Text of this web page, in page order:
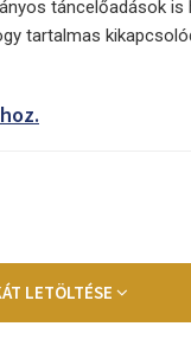
táncelőadások is
tartalmas
LETÖLTÉSE